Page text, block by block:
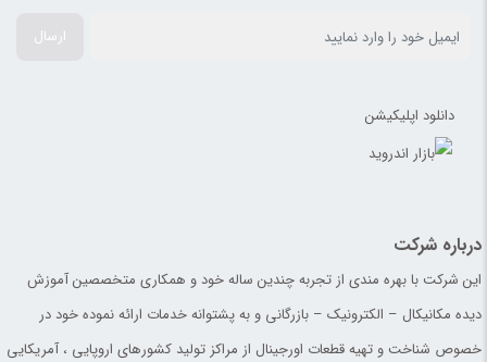
ارسال
دانلود اپلیکیشن
درباره شرکت
این شرکت با بهره مندی از تجربه چندین ساله خود و همکاری متخصصین آموزش
دیده مکانیکال – الکترونیک – بازرگانی و به پشتوانه خدمات ارائه نموده خود در
خصوص شناخت و تهیه قطعات اورجینال از مراکز تولید کشورهای اروپایی ، آمریکایی